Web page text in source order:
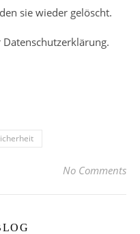
sie wieder gelöscht.
No Comments